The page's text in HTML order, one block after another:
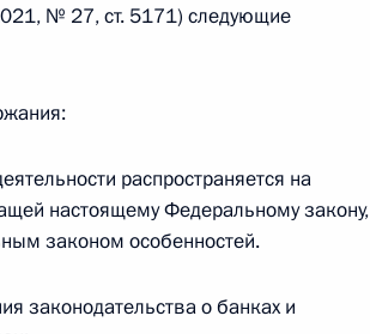
«О благотворительной деятельности
Федерации и статьи 31 и 151 Уголовно-
№ 27, ст. 5171) следующие
распространяется на
настоящему Федеральному закону,
законом особенностей.
законодательства о банках и